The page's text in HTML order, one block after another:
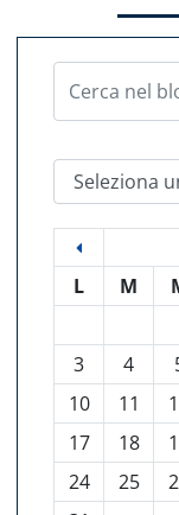
Seleziona
L M
3
4
10
11
17
18
24
25